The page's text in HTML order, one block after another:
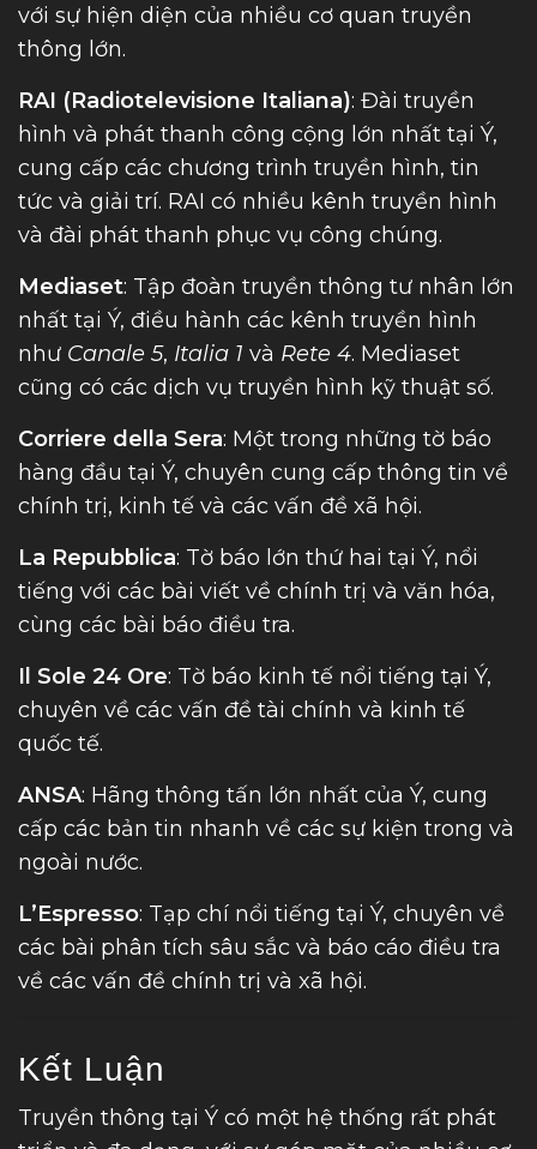
với sự hiện diện của nhiều cơ quan truyền
thông lớn.
RAI (Radiotelevisione Italiana): Đài truyền
hình và phát thanh công cộng lớn nhất tại Ý,
cung cấp các chương trình truyền hình, tin
tức và giải trí. RAI có nhiều kênh truyền hình
và đài phát thanh phục vụ công chúng.
Mediaset: Tập đoàn truyền thông tư nhân lớn
nhất tại Ý, điều hành các kênh truyền hình
như Canale 5, Italia 1 và Rete 4. Mediaset
cũng có các dịch vụ truyền hình kỹ thuật số.
Corriere della Sera: Một trong những tờ báo
hàng đầu tại Ý, chuyên cung cấp thông tin về
chính trị, kinh tế và các vấn đề xã hội.
La Repubblica: Tờ báo lớn thứ hai tại Ý, nổi
tiếng với các bài viết về chính trị và văn hóa,
cùng các bài báo điều tra.
Il Sole 24 Ore: Tờ báo kinh tế nổi tiếng tại Ý,
chuyên về các vấn đề tài chính và kinh tế
quốc tế.
ANSA: Hãng thông tấn lớn nhất của Ý, cung
cấp các bản tin nhanh về các sự kiện trong và
ngoài nước.
L’Espresso: Tạp chí nổi tiếng tại Ý, chuyên về
các bài phân tích sâu sắc và báo cáo điều tra
về các vấn đề chính trị và xã hội.
Kết Luận
Truyền thông tại Ý có một hệ thống rất phát